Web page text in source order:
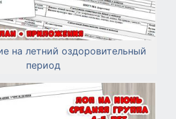
на летний оздоровительный
период